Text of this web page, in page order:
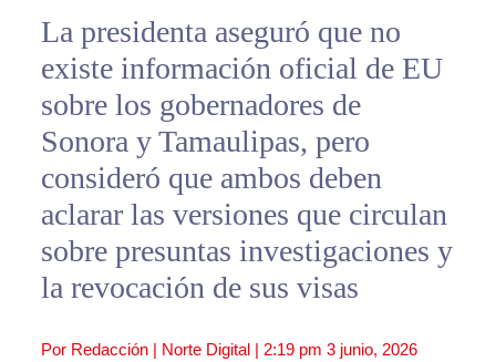
La presidenta aseguró que no
existe información oficial de EU
sobre los gobernadores de
Sonora y Tamaulipas, pero
consideró que ambos deben
aclarar las versiones que circulan
sobre presuntas investigaciones y
la revocación de sus visas
Por Redacción | Norte Digital | 2:19 pm 3 junio, 2026